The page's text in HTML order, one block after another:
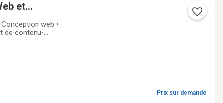
et
web •
de contenu•
Prix sur demande